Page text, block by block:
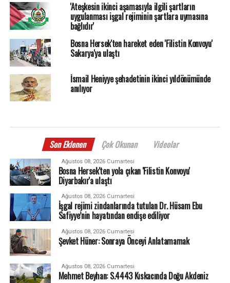
'Ateşkesin ikinci aşamasıyla ilgili şartların
uygulanması işgal rejiminin şartlara uymasına
bağlıdır'
Bosna Hersek'ten hareket eden 'Filistin Konvoyu'
Sakarya'ya ulaştı
İsmail Heniyye şehadetinin ikinci yıldönümünde
anılıyor
Son Eklenen Çok Okunan Videolar
Ağustos 08, 2026 Cumartesi
Bosna Hersek'ten yola çıkan 'Filistin Konvoyu'
Diyarbakır'a ulaştı
Ağustos 08, 2026 Cumartesi
İşgal rejimi zindanlarında tutulan Dr. Hüsam Ebu
Safiyye’nin hayatından endişe ediliyor
Ağustos 08, 2026 Cumartesi
Şevket Hüner: Sonraya Önceyi Anlatamamak
Ağustos 08, 2026 Cumartesi
Mehmet Beyhan: S.4443 Kıskacında Doğu Akdeniz